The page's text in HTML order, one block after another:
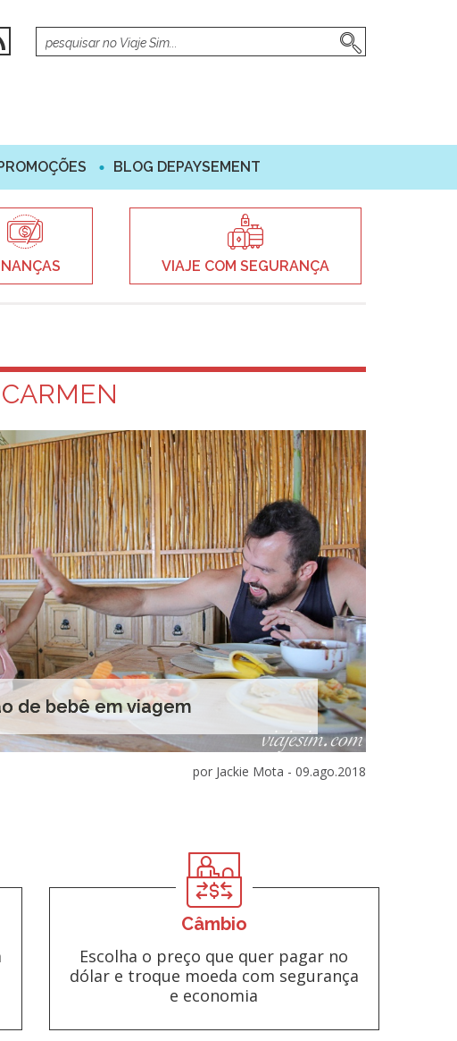
BLOG DEPAYSEMENT
VIAJE COM SEGURANÇA
de bebê em viagem
por Jackie Mota - 09.ago.2018
Câmbio
Escolha o preço que quer pagar no
dólar e troque moeda com segurança
e economia